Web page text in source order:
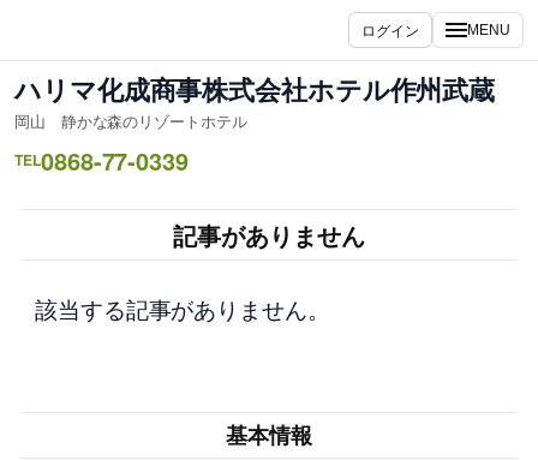
ス
キ
ッ
ログイン MENU
ハリマ化成商事株式会社ホテル作州武蔵
岡山 静かな森のリゾートホテル
TEL0868-77-0339
記事がありません
該当する記事がありません。
基本情報